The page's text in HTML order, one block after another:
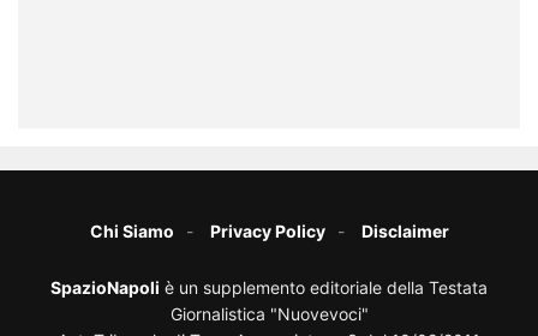
Chi Siamo Privacy Policy Disclaimer
SpazioNapoli è un supplemento editoriale della Testata
Giornalistica "Nuovevoci"